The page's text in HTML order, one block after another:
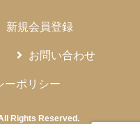
ルドポリペクトミー
シクロスポリン
新規会員登録
お問い合わせ
ーポリシー
Rights Reserved.